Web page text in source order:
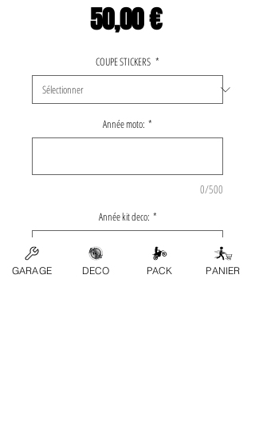
50,00 €Prix
COUPE STICKERS *
Année moto: *
0/500
Année kit deco: *
GARAGE DECO PACK PANIER